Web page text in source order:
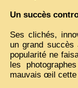
ALBUMS DE
INDOCHINE
ARMÉE, JUSTICE,
MÉTIERS, FÊTES,
Un succès
Ses clichés,
un grand succès
popularité ne
les
mauvais œil cette